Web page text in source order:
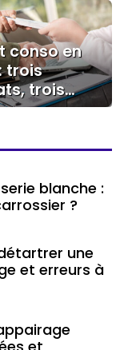
conso en
trois
trois
à
blanche :
?
une
et erreurs à